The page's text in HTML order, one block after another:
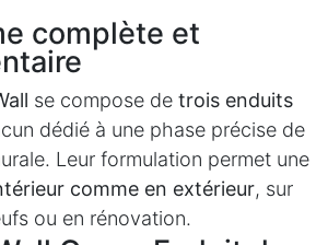
complète et
se compose de trois enduits
dédié à une phase précise de
Leur formulation permet une
comme en extérieur, sur
ou en rénovation.